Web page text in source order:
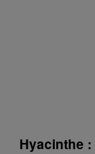
Hyacinthe :